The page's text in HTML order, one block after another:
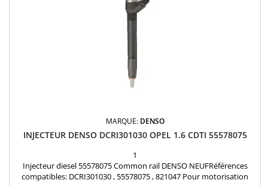
MARQUE: DENSO
INJECTEUR DENSO DCRI301030 OPEL 1.6 CDTI 55578075
1
Injecteur diesel 55578075 Common rail DENSO NEUFRéférences
compatibles: DCRI301030 , 55578075 , 821047 Pour motorisation